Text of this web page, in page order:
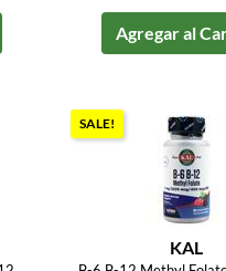
Agregar al
SALE!
KAL